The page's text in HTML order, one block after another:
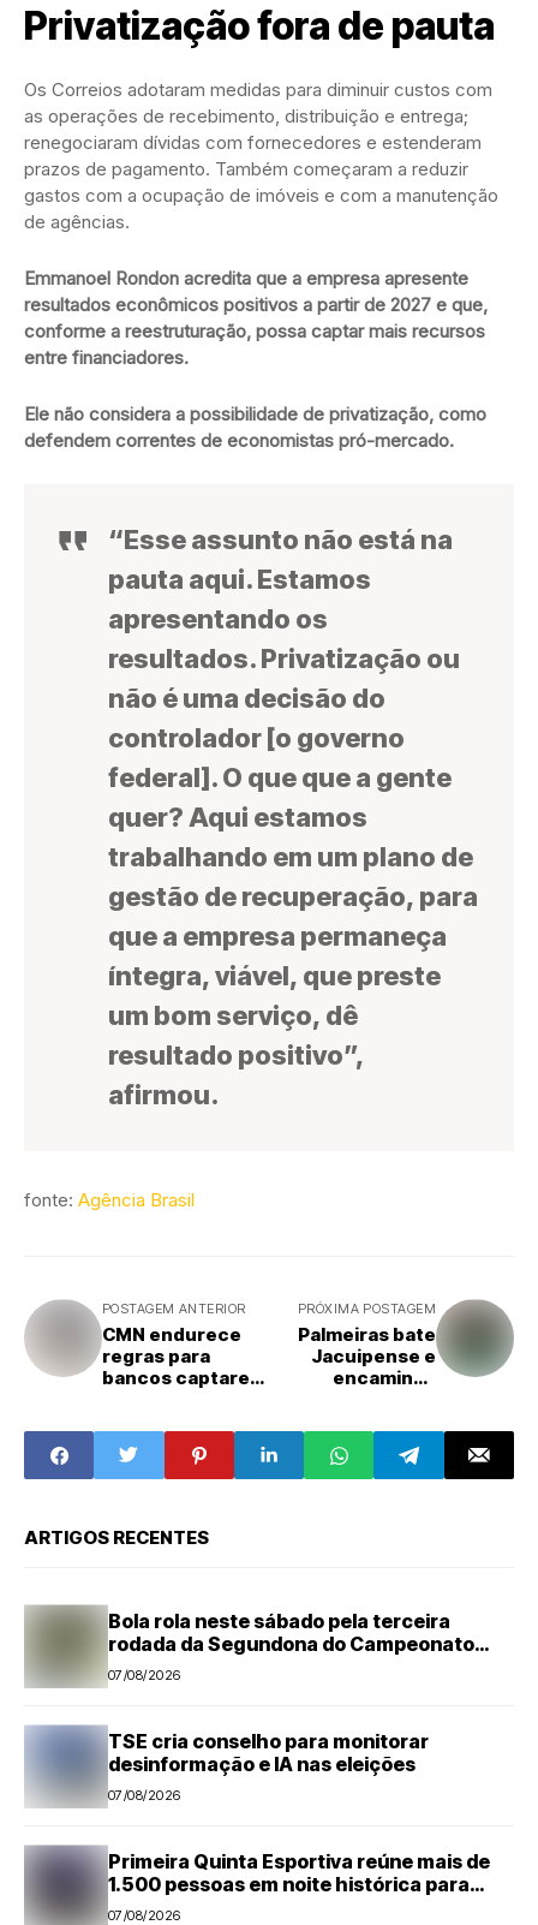
Privatização fora de pauta
Os Correios adotaram medidas para diminuir custos com
as operações de recebimento, distribuição e entrega;
renegociaram dívidas com fornecedores e estenderam
prazos de pagamento. Também começaram a reduzir
gastos com a ocupação de imóveis e com a manutenção
de agências.
Emmanoel Rondon acredita que a empresa apresente
resultados econômicos positivos a partir de 2027 e que,
conforme a reestruturação, possa captar mais recursos
entre financiadores.
Ele não considera a possibilidade de privatização, como
defendem correntes de economistas pró-mercado.
“Esse assunto não está na
pauta aqui. Estamos
apresentando os
resultados. Privatização ou
não é uma decisão do
controlador [o governo
federal]. O que que a gente
quer? Aqui estamos
trabalhando em um plano de
gestão de recuperação, para
que a empresa permaneça
íntegra, viável, que preste
um bom serviço, dê
resultado positivo”,
afirmou.
fonte: Agência Brasil
POSTAGEM ANTERIOR
CMN endurece
regras para
bancos captarem
PRÓXIMA POSTAGEM
Palmeiras bate
Jacuipense e
encaminha
ARTIGOS RECENTES
Bola rola neste sábado pela terceira
rodada da Segundona do Campeonato
Amador de Futebol
07/08/2026
TSE cria conselho para monitorar
desinformação e IA nas eleições
07/08/2026
Primeira Quinta Esportiva reúne mais de
1.500 pessoas em noite histórica para
Capivari
07/08/2026